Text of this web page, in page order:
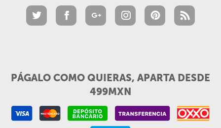
PÁGALO COMO QUIERAS, APARTA DESDE
499MXN